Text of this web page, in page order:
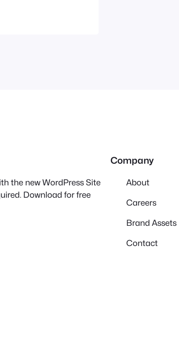
dreist
the new WordPress Site
Download for free
Company
About
Careers
Brand Assets
Contact